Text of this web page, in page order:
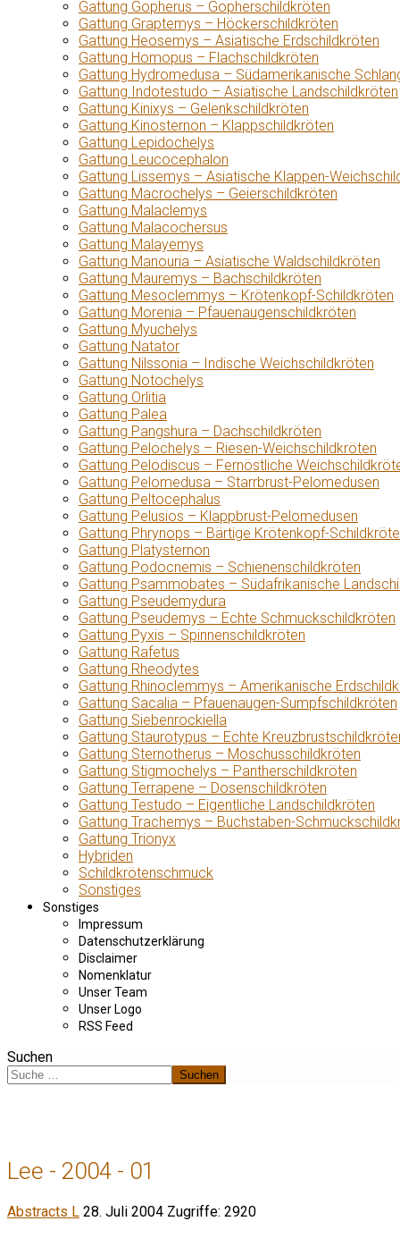
Gattung Gopherus – Gopherschildkröten
Gattung Graptemys – Höckerschildkröten
Gattung Heosemys – Asiatische Erdschildkröten
Gattung Homopus – Flachschildkröten
Gattung Hydromedusa – Südamerikanische
Gattung Indotestudo – Asiatische Landschildkröten
Gattung Kinixys – Gelenkschildkröten
Gattung Kinosternon – Klappschildkröten
Gattung Lepidochelys
Gattung Leucocephalon
Gattung Lissemys – Asiatische Klappen-
Gattung Macrochelys – Geierschildkröten
Gattung Malaclemys
Gattung Malacochersus
Gattung Malayemys
Gattung Manouria – Asiatische Waldschildkröten
Gattung Mauremys – Bachschildkröten
Gattung Mesoclemmys – Krötenkopf-Schildkröten
Gattung Morenia – Pfauenaugenschildkröten
Gattung Myuchelys
Gattung Natator
Gattung Nilssonia – Indische Weichschildkröten
Gattung Notochelys
Gattung Orlitia
Gattung Palea
Gattung Pangshura – Dachschildkröten
Gattung Pelochelys – Riesen-Weichschildkröten
Gattung Pelodiscus – Fernöstliche
Gattung Pelomedusa – Starrbrust-Pelomedusen
Gattung Peltocephalus
Gattung Pelusios – Klappbrust-Pelomedusen
Gattung Phrynops – Bärtige Krötenkopf-
Gattung Platysternon
Gattung Podocnemis – Schienenschildkröten
Gattung Psammobates – Südafrikanische
Gattung Pseudemydura
Gattung Pseudemys – Echte Schmuckschildkröten
Gattung Pyxis – Spinnenschildkröten
Gattung Rafetus
Gattung Rheodytes
Gattung Rhinoclemmys – Amerikanische
Gattung Sacalia – Pfauenaugen-Sumpfschildkröten
Gattung Siebenrockiella
Gattung Staurotypus – Echte
Gattung Sternotherus – Moschusschildkröten
Gattung Stigmochelys – Pantherschildkröten
Gattung Terrapene – Dosenschildkröten
Gattung Testudo – Eigentliche Landschildkröten
Gattung Trachemys – Buchstaben-
Gattung Trionyx
Hybriden
Schildkrötenschmuck
Sonstiges
Sonstiges
Impressum
Datenschutzerklärung
Disclaimer
Nomenklatur
Unser Team
Unser Logo
RSS Feed
Suchen
Suchen
Lee - 2004 - 01
Abstracts L 28. Juli 2004 Zugriffe: 2920